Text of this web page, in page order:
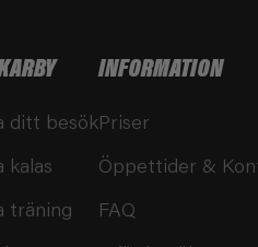
ditt besök
kalas
träning
INFORMATION
Priser
Öppettider &
FAQ